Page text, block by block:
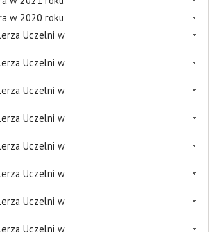
w 2020 roku
Uczelni w
Uczelni w
Uczelni w
Uczelni w
Uczelni w
Uczelni w
Uczelni w
Uczelni w